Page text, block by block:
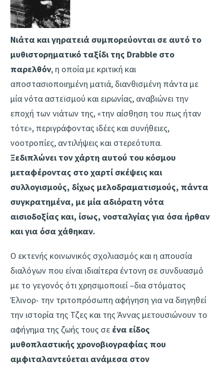
Νιάτα και γηρατειά συμπορεύονται σε αυτό το
μυθιστορηματικό ταξίδι της Drabble στο
παρελθόν, η οποία με κριτική και
αποστασιοποιημένη ματιά, διανθισμένη πάντα με
μία νότα αστεϊσμού και ειρωνίας, αναβιώνει την
εποχή των νιάτων της, «την αίσθηση του πως ήταν
τότε», περιγράφοντας ιδέες και συνήθειες,
νοοτροπίες, αντιλήψεις και στερεότυπα.
Ξεδιπλώνει τον χάρτη αυτού του κόσμου
μεταφέροντας στο χαρτί σκέψεις και
συλλογισμούς, δίχως μελοδραματισμούς, πάντα
συγκρατημένα, με μία αδιόρατη νότα
αισιοδοξίας και, ίσως, νοσταλγίας για όσα ήρθαν
και για όσα χάθηκαν.
Ο εκτενής κοινωνικός σχολιασμός και η απουσία
διαλόγων που είναι ιδιαίτερα έντονη σε συνδυασμό
με το γεγονός ότι χρησιμοποιεί –δια στόματος
Έλινορ- την τριτοπρόσωπη αφήγηση για να διηγηθεί
την ιστορία της Τζες και της Άννας μετουσιώνουν το
αφήγημα της ζωής τους σε ένα είδος
μυθοπλαστικής χρονοβιογραφίας που
αμφιταλαντεύεται ανάμεσα στον